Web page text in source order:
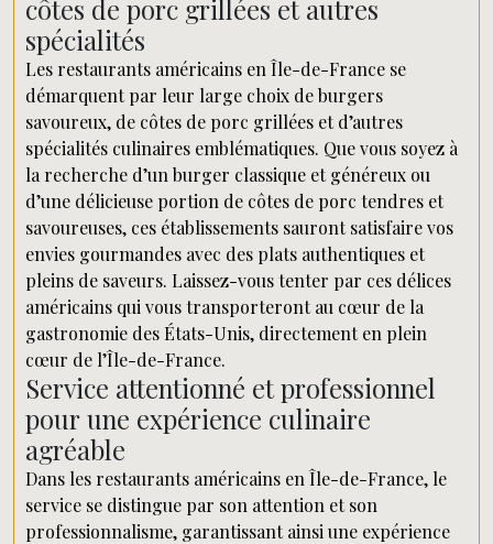
côtes de porc grillées et autres
spécialités
Les restaurants américains en Île-de-France se
démarquent par leur large choix de burgers
savoureux, de côtes de porc grillées et d’autres
spécialités culinaires emblématiques. Que vous soyez à
la recherche d’un burger classique et généreux ou
d’une délicieuse portion de côtes de porc tendres et
savoureuses, ces établissements sauront satisfaire vos
envies gourmandes avec des plats authentiques et
pleins de saveurs. Laissez-vous tenter par ces délices
américains qui vous transporteront au cœur de la
gastronomie des États-Unis, directement en plein
cœur de l’Île-de-France.
Service attentionné et professionnel
pour une expérience culinaire
agréable
Dans les restaurants américains en Île-de-France, le
service se distingue par son attention et son
professionnalisme, garantissant ainsi une expérience